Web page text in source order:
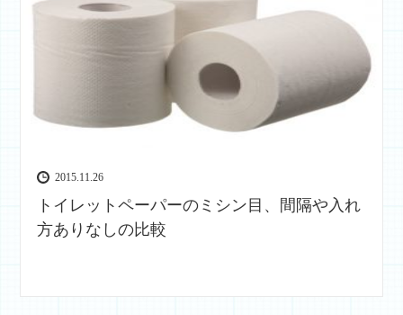
2015.11.26
トイレットペーパーのミシン目、間隔や入れ
方ありなしの比較